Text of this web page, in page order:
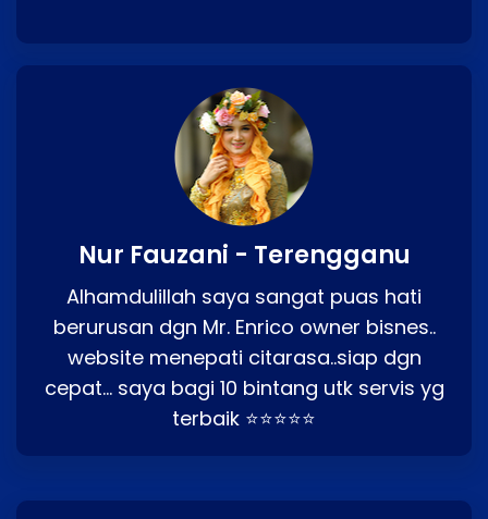
Nur Fauzani - Terengganu
Alhamdulillah saya sangat puas hati
berurusan dgn Mr. Enrico owner bisnes..
website menepati citarasa..siap dgn
cepat… saya bagi 10 bintang utk servis yg
terbaik ⭐⭐⭐⭐⭐